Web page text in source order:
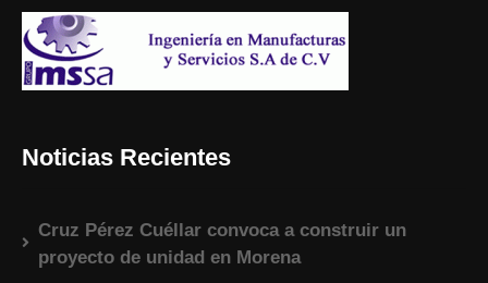
Noticias Recientes
Cruz Pérez Cuéllar convoca a construir un
proyecto de unidad en Morena